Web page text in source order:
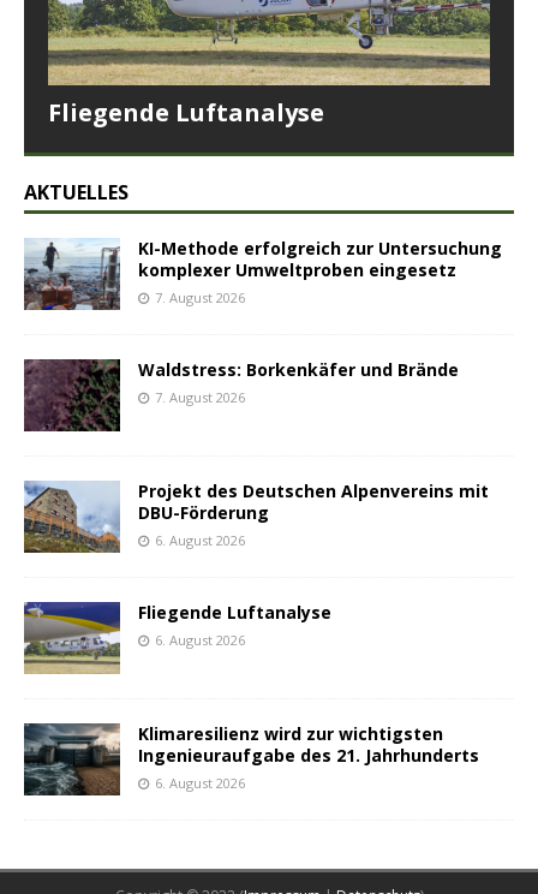
Fliegende Luftanalyse
AKTUELLES
KI-Methode erfolgreich zur Untersuchung
komplexer Umweltproben eingesetz
7. August 2026
Waldstress: Borkenkäfer und Brände
7. August 2026
Projekt des Deutschen Alpenvereins mit
DBU-Förderung
6. August 2026
Fliegende Luftanalyse
6. August 2026
Klimaresilienz wird zur wichtigsten
Ingenieuraufgabe des 21. Jahrhunderts
6. August 2026